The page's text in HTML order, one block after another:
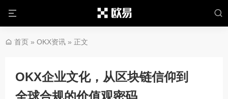
首页 » OKX资讯 » 正文
OKX企业文化，从区块链信仰到
全球合规的价值观密码